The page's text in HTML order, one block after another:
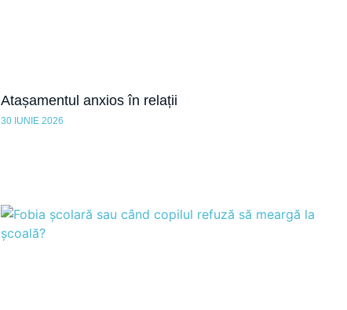
Atașamentul anxios în relații
30 IUNIE 2026